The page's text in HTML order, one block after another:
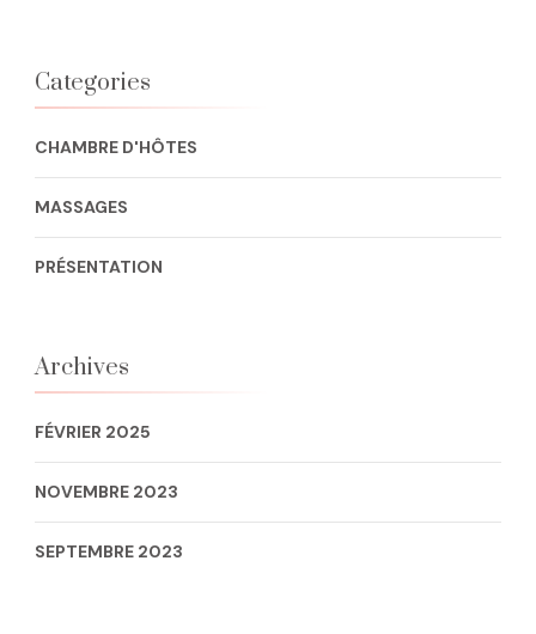
Categories
CHAMBRE D'HÔTES
MASSAGES
PRÉSENTATION
Archives
FÉVRIER 2025
NOVEMBRE 2023
SEPTEMBRE 2023